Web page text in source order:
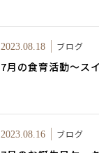
2023.08.18 ブログ
7月の食育活動～ス
2023.08.16 ブログ